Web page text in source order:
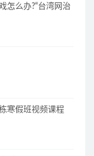
怎么办?“台湾网治
寒假班视频课程